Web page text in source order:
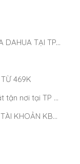
BÁO GIÁ LẮP ĐẶT THI CÔNG CAMERA DAHUA TẠI TP.HCM MỚI NHẤT 2025
469K
Dịch vụ lắp đặt camera Imou – lắp đặt tận nơi tại TP Hồ Chí Minh
HƯỚNG DẪN CHIA SẺ CAMERA TRÊN TÀI KHOẢN KBONE